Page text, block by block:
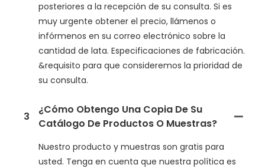
posteriores a la recepción de su consulta. Si es
muy urgente obtener el precio, llámenos o
infórmenos en su correo electrónico sobre la
cantidad de lata. Especificaciones de fabricación.
&requisito para que consideremos la prioridad de
su consulta.
3
¿Cómo Obtengo Una Copia De Su
Catálogo De Productos O Muestras?
Nuestro producto y muestras son gratis para
usted. Tenga en cuenta que nuestra política es